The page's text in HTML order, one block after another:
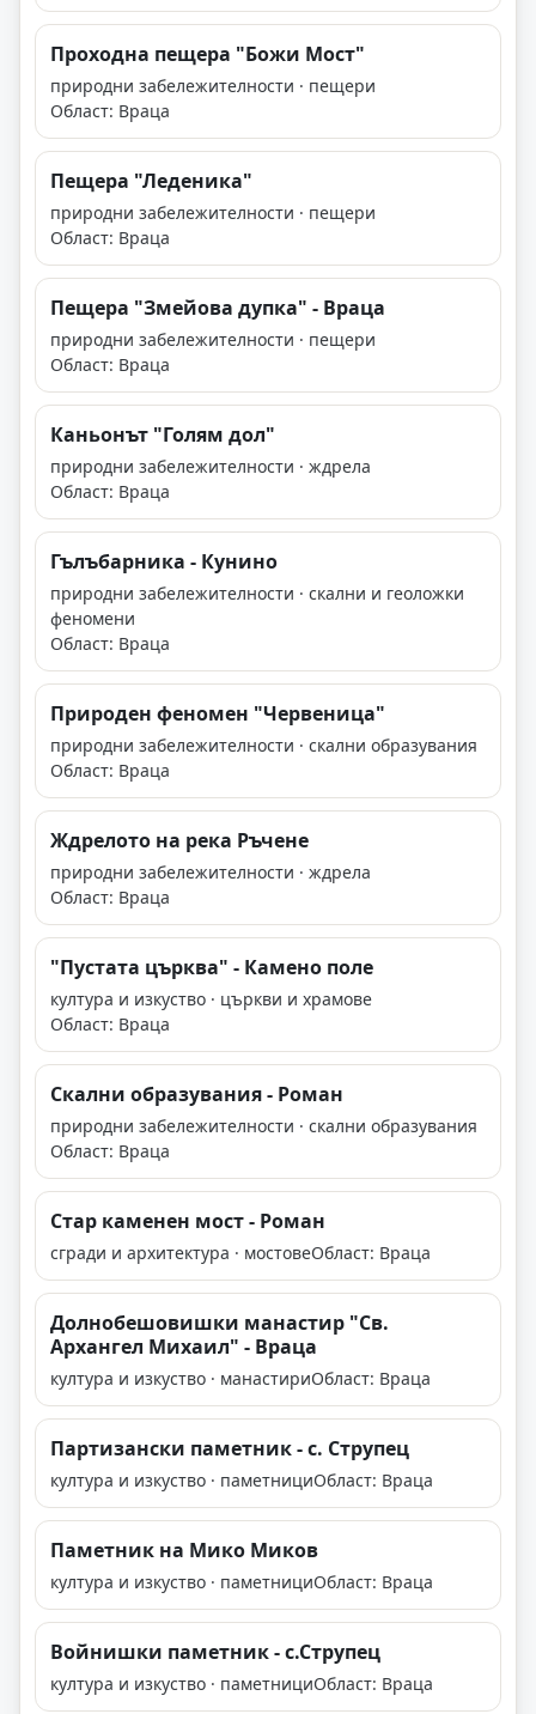
Проходна пещера "Божи Мост"
природни забележителности · пещери
Област: Враца
Пещера "Леденика"
природни забележителности · пещери
Област: Враца
Пещера "Змейова дупка" - Враца
природни забележителности · пещери
Област: Враца
Каньонът "Голям дол"
природни забележителности · ждрела
Област: Враца
Гълъбарника - Кунино
природни забележителности · скални и геоложки
феномени
Област: Враца
Природен феномен "Червеница"
природни забележителности · скални образувания
Област: Враца
Ждрелото на река Ръчене
природни забележителности · ждрела
Област: Враца
"Пустата църква" - Камено поле
култура и изкуство · църкви и храмове
Област: Враца
Скални образувания - Роман
природни забележителности · скални образувания
Област: Враца
Стар каменен мост - Роман
сгради и архитектура · мостовеОбласт: Враца
Долнобешовишки манастир "Св.
Архангел Михаил" - Враца
култура и изкуство · манастириОбласт: Враца
Партизански паметник - с. Струпец
култура и изкуство · паметнициОбласт: Враца
Паметник на Мико Миков
култура и изкуство · паметнициОбласт: Враца
Войнишки паметник - с.Струпец
култура и изкуство · паметнициОбласт: Враца